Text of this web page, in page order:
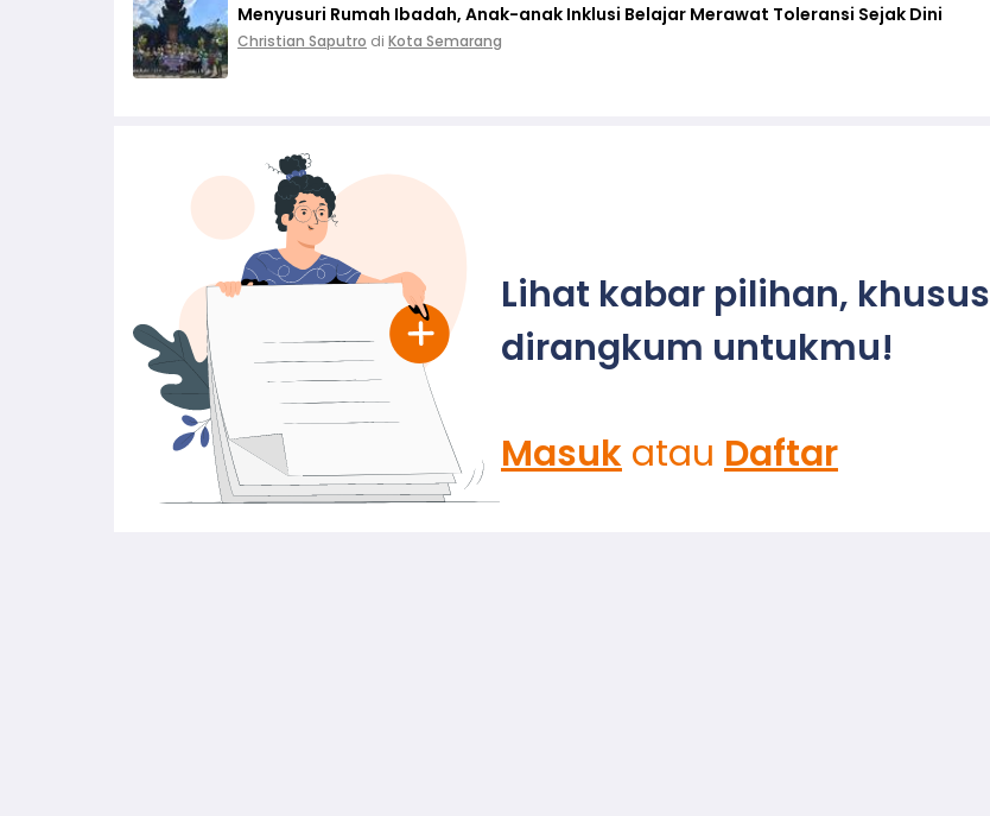
Menyusuri Rumah Ibadah, Anak-anak Inklusi Belajar Merawat Toleransi Sejak Dini
Christian Saputro di Kota Semarang
Lihat kabar pilihan, khusus
dirangkum untukmu!
Masuk atau Daftar